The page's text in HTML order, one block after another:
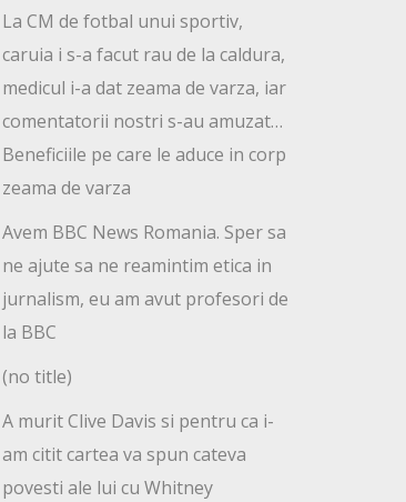
La CM de fotbal unui sportiv,
caruia i s-a facut rau de la caldura,
medicul i-a dat zeama de varza, iar
comentatorii nostri s-au amuzat…
Beneficiile pe care le aduce in corp
zeama de varza
Avem BBC News Romania. Sper sa
ne ajute sa ne reamintim etica in
jurnalism, eu am avut profesori de
la BBC
(no title)
A murit Clive Davis si pentru ca i-
am citit cartea va spun cateva
povesti ale lui cu Whitney